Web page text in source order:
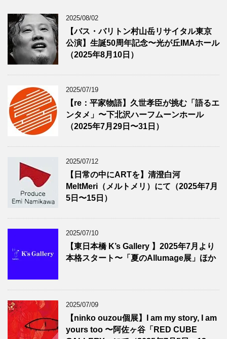
2025/08/02
【バス・バリトン村山岳リサイタル東京
公演】生誕50周年記念〜光が丘IMAホール
（2025年8月10日）
2025/07/19
【re：平家物語】久世孝臣が挑む「語るエ
ンタメ」〜下北沢ハーフムーンホール
（2025年7月29日〜31日）
2025/07/12
【日常の中にARTを】清澄白河
MeltMeri（メルトメリ）にて（2025年7月
5日〜15日）
2025/07/10
【東日本橋 K’s Gallery 】2025年7月より
本格スタート〜「夏のAllumage展」ほか
2025/07/09
【ninko ouzou個展】I am my story, I am
yours too 〜阿佐ヶ谷「RED CUBE